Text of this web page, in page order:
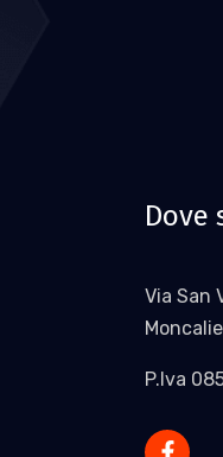
Dove
Via San
P.Iva